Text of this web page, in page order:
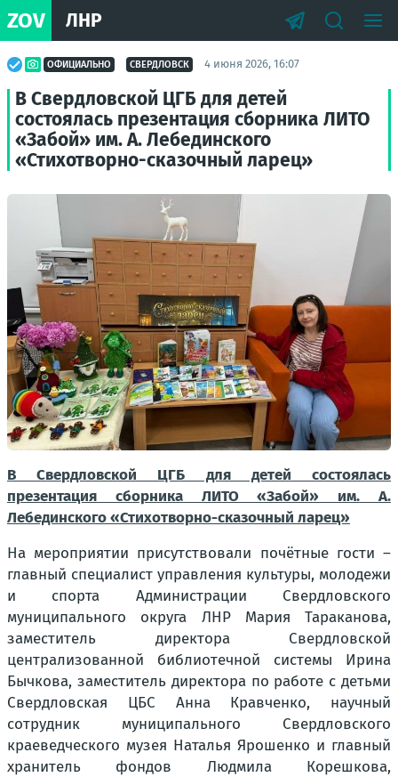
ZOV ЛНР
ОФИЦИАЛЬНО СВЕРДЛОВСК 4 июня 2026, 16:07
В Свердловской ЦГБ для детей
состоялась презентация сборника ЛИТО
«Забой» им. А. Лебединского
«Стихотворно-сказочный ларец»
В Свердловской ЦГБ для детей состоялась
презентация сборника ЛИТО «Забой» им. А.
Лебединского «Стихотворно-сказочный ларец»
На мероприятии присутствовали почётные гости –
главный специалист управления культуры, молодежи
и спорта Администрации Свердловского
муниципального округа ЛНР Мария Тараканова,
заместитель директора Свердловской
централизованной библиотечной системы Ирина
Бычкова, заместитель директора по работе с детьми
Свердловская ЦБС Анна Кравченко, научный
сотрудник муниципального Свердловского
краеведческого музея Наталья Ярошенко и главный
хранитель фондов Людмила Корешкова,